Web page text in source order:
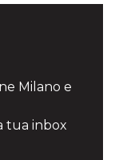
Milano e
tua inbox